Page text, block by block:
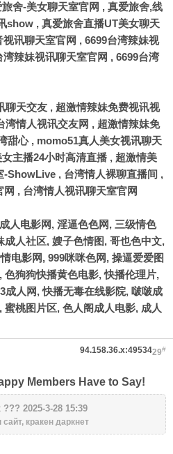
舍-美女聊天室官网 , 真爱旅舍,线
show , 真爱旅舍直播UT美女聊天
讯聊天室官网 , 6699台湾辣妹视
湾辣妹视讯聊天室官网 , 6699台湾
聊天交友 , 超激情辣妹免费视讯视
湾情人视讯交友网 , 超激情辣妹免
甜心, momo51真人美女视讯聊天
主播24小时高清直播 , 超激情美
-ShowLive , 台湾情人裸聊直播间 ,
网 , 台湾情人视讯聊天室官网
人电影网, 淫逼色色网, 三级情色
成人社区, 嫂子色情图, 哥也色中文,
电影网, 999咪咪色网, 操逼爱爱图
色狗狗快播黄色电影, 快播伦理片,
成人网, 快播无毒在线影院, 啵啵成
蜜桃图片区, 色人阁成人电影, 成人
29#
94.158.36.x:49534
Members Have to Say!
2025-3-28 15:39
кракен даркнет